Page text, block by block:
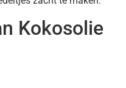
Kokosolie